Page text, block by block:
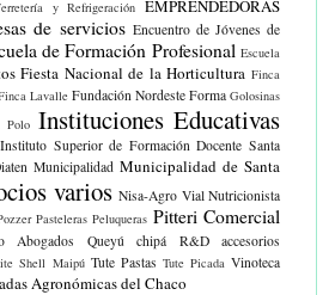
y Refrigeración EMPRENDEDORAS
de servicios Encuentro de Jóvenes de
de Formación Profesional Escuela
Fiesta Nacional de la Horticultura Finca
Lavalle Fundación Nordeste Forma Golosinas
Polo Instituciones Educativas
Instituto Superior de Formación Docente Santa
Municipalidad Municipalidad de Santa
varios Nisa-Agro Vial Nutricionista
Pasteleras Peluqueras Pitteri Comercial
Abogados Queyú chipá R&D accesorios
Shell Maipú Tute Pastas Tute Picada Vinoteca
Agronómicas del Chaco